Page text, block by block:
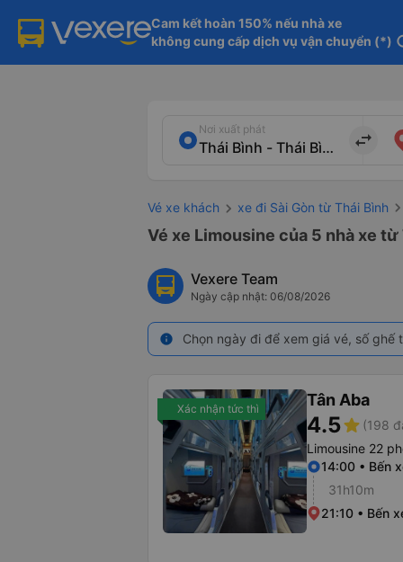
Cam kết hoàn 150% nếu nhà xe
không cung cấp dịch vụ vận chuyển (*)
Nơi xuất phát
import_export
Vé xe khách xe đi Sài Gòn từ Thái Bình
Vé xe Limousine của 5 nhà xe
Vexere Team
Ngày cập nhật: 06/08/2026
info Chọn ngày đi để xem giá vé, số
Xác nhận tức thì Tân Aba
4.5star (198
Limousine 22
14:00 • Bến
31h10m
21:10 • Bến